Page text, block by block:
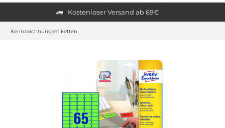
Kostenloser Versand ab 69€
Kennzeichnungsetiketten